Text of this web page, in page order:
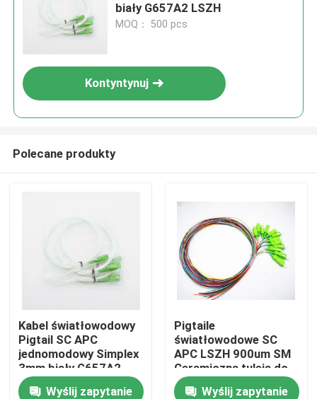
biały G657A2 LSZH
MOQ： 500 pcs
Kontyntynuj
Polecane produkty
Kabel światłowodowy
Pigtail SC APC
jednomodowy Simplex
3mm biały G657A2
LSZH
Wyślij zapytanie
Pigtaile
światłowodowe SC
APC LSZH 900um SM
Ceramiczna tuleja do
rozdzielacza
Wyślij zapytanie